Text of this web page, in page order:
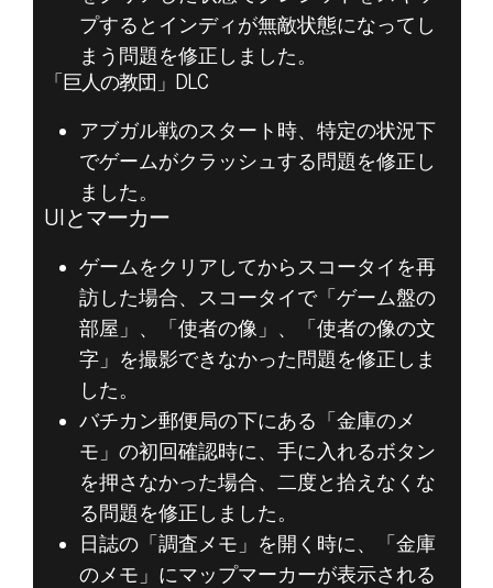
プするとインディが無敵状態になってし
まう問題を修正しました。
「巨人の教団」DLC
アブガル戦のスタート時、特定の状況下
でゲームがクラッシュする問題を修正し
ました。
UIとマーカー
ゲームをクリアしてからスコータイを再
訪した場合、スコータイで「ゲーム盤の
部屋」、「使者の像」、「使者の像の文
字」を撮影できなかった問題を修正しま
した。
バチカン郵便局の下にある「金庫のメ
モ」の初回確認時に、手に入れるボタン
を押さなかった場合、二度と拾えなくな
る問題を修正しました。
日誌の「調査メモ」を開く時に、「金庫
のメモ」にマップマーカーが表示される